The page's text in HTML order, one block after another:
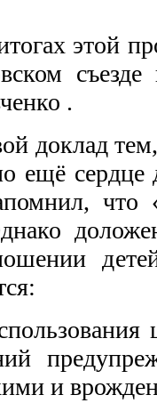
этой
съезде
.
доклад
ещё сердце
что
и